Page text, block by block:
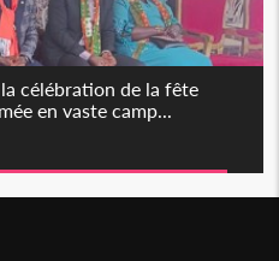
célébration de la fête
en vaste camp...